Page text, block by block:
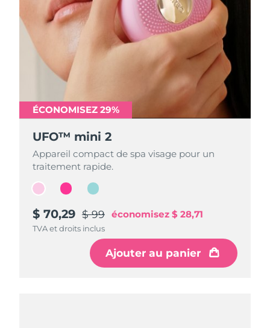
ÉCONOMISEZ 29%
UFO™ mini 2
Appareil compact de spa visage pour un
traitement rapide.
$ 70,29 $ 99 économisez $ 28,71
TVA et droits inclus
Ajouter au panier
ÉCONOMISEZ 29%
UFO™ mini 2
Appareil compact de spa visage pour un
traitement rapide.
$ 70,29 $ 99 économisez $ 28,71
TVA et droits inclus
Ajouter au panier
ÉCONOMISEZ 29%
UFO™ mini 2
Appareil compact de spa visage pour un
traitement rapide.
$ 70,29 $ 99 économisez $ 28,71
TVA et droits inclus
Ajouter au panier